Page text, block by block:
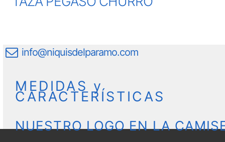
info@niquisdelparamo.com
MEDIDAS y
CARACTERÍSTICAS
NUESTRO LOGO EN LA